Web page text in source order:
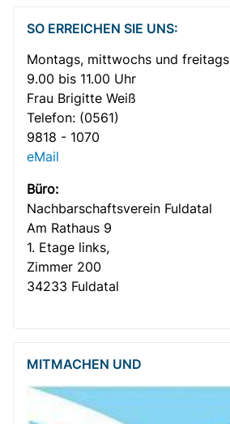
SO ERREICHEN SIE UNS:
Montags, mittwochs und freitags
9.00 bis 11.00 Uhr
Frau Brigitte Weiß
Telefon: (0561)
9818 - 1070
eMail
Büro:
Nachbar­­schafts­verein Fuldatal
Am Rathaus 9
1. Etage links,
Zimmer 200
34233 Fuldatal
MITMACHEN UND